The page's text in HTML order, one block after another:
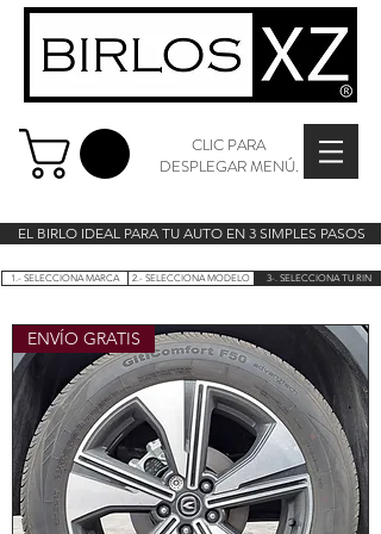
CLIC PARA
DESPLEGAR MENÚ.
EL BIRLO IDEAL PARA TU AUTO EN 3 SIMPLES PASOS
ENVÍO GRATIS
1.- SELECCIONA MARCA 2.- SELECCIONA MODELO 3-. SELECCIONA TU RIN